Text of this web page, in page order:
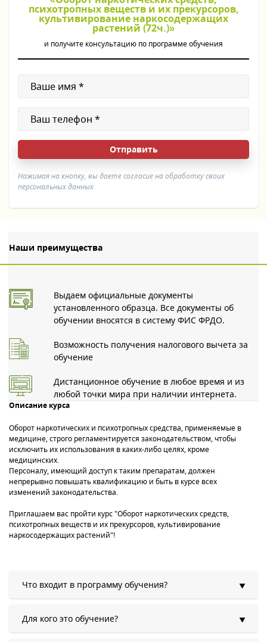
психотропных веществ и их прекурсоров,
культивирование наркосодержащих
растений (72ч.)»
и получите консультацию по программе обучения
Нажимая на кнопку, вы даете согласие на обработку своих
персональных данных
Наши преимущества
Выдаем официальные документы
установленного образца. Все документы об
обучении вносятся в систему ФИС ФРДО.
Возможность получения налогового вычета за
обучение
Дистанционное обучение в любое время и из
любой точки мира при наличии интернета.
Описание курса
Оборот наркотических и психотропных средства, применяемые в
медицине, строго регламентируется законодательством, чтобы
исключить их использования в каких-либо целях, кроме
медицинских.
Персоналу, имеющий доступ к таким препаратам, должен
непрерывно повышать квалификацию и быть в курсе всех
изменений законодательства.
Приглашаем вас пройти курс "Оборот наркотических средств,
психотропных веществ и их прекурсоров, культивирование
наркосодержащих растений"!
Что входит в программу обучения?
Для кого это обучение?